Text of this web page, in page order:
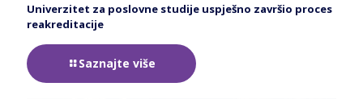
Univerzitet za poslovne studije uspješno završio proces
reakreditacije
Saznajte više